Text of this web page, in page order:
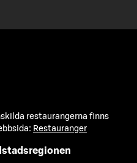
restaurangerna finns
Restauranger